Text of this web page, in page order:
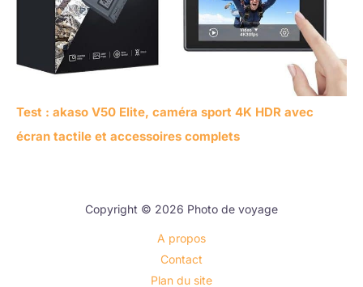
Test : akaso V50 Elite, caméra sport 4K HDR avec
écran tactile et accessoires complets
Copyright © 2026 Photo de voyage
A propos
Contact
Plan du site